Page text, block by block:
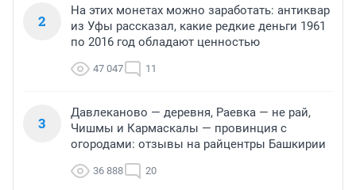
2
На этих монетах можно заработать: антиквар
из Уфы рассказал, какие редкие деньги 1961
по 2016 год обладают ценностью
47 047 11
3
Давлеканово — деревня, Раевка — не рай,
Чишмы и Кармаскалы — провинция с
огородами: отзывы на райцентры Башкирии
36 888 20